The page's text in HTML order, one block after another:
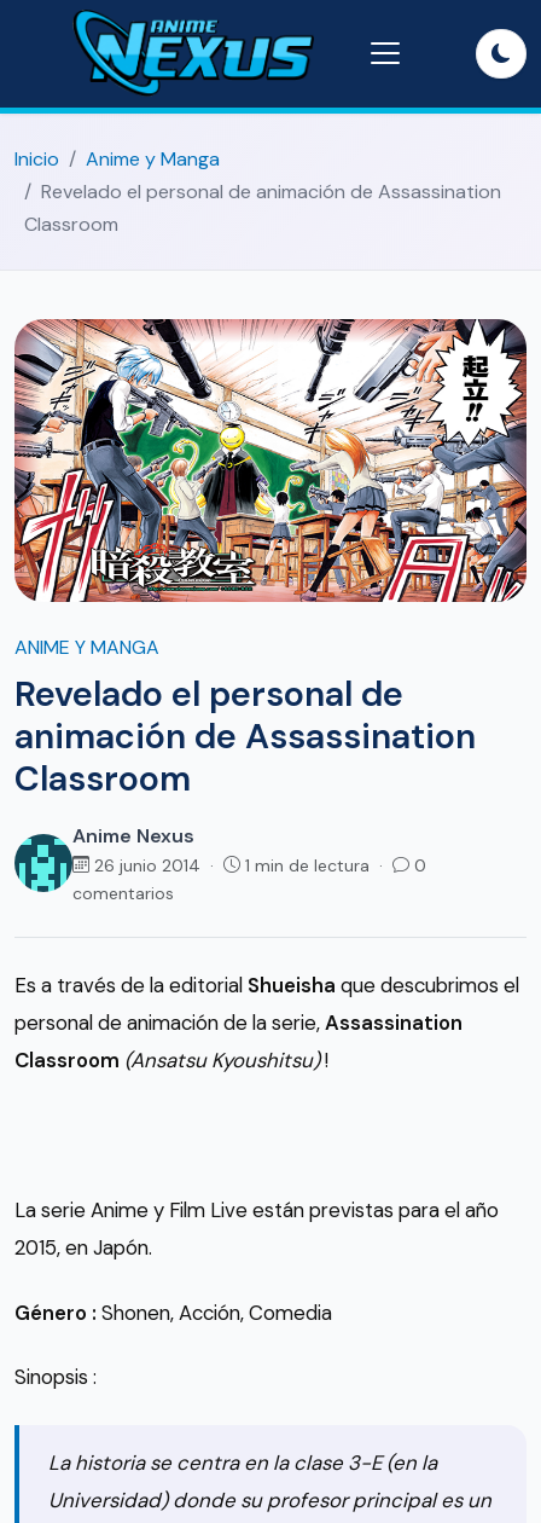
Inicio
Anime y Manga
Revelado el personal de animación de Assassination
Classroom
ANIME Y MANGA
Revelado el personal de
animación de Assassination
Classroom
Anime Nexus
26 junio 2014 · 1 min de lectura ·
0
comentarios
Es a través de la editorial Shueisha que descubrimos el
personal de animación de la serie,Assassination
Classroom (Ansatsu Kyoushitsu)!
La serie Anime y Film Live están previstas para el año
2015, en Japón.
Género : Shonen, Acción, Comedia
Sinopsis :
La historia se centra en la clase 3-E (en la
Universidad) donde su profesor principal es un